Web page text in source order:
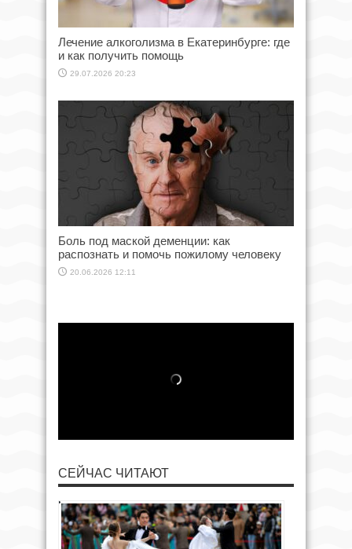
Лечение алкоголизма в Екатеринбурге: где
и как получить помощь
29.07.2026 20:23
Боль под маской деменции: как
распознать и помочь пожилому человеку
20.06.2026 12:11
СЕЙЧАС ЧИТАЮТ